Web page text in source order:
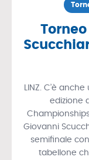
LINZ. C’è
edizione
Giovanni
semifinale
tabellone